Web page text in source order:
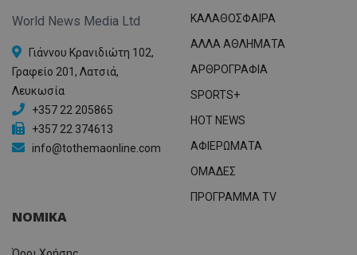
World News Media Ltd
Γιάννου Κρανιδιώτη 102,
Γραφείο 201, Λατσιά,
Λευκωσία
+357 22 205865
+357 22 374613
info@tothemaonline.com
ΚΑΛΑΘΟΣΦΑΙΡΑ
ΑΛΛΑ ΑΘΛΗΜΑΤΑ
ΑΡΘΡΟΓΡΑΦΙΑ
SPORTS+
HOT NEWS
ΑΦΙΕΡΩΜΑΤΑ
ΟΜΑΔΕΣ
ΠΡΟΓΡΑΜΜΑ TV
ΝΟΜΙΚΑ